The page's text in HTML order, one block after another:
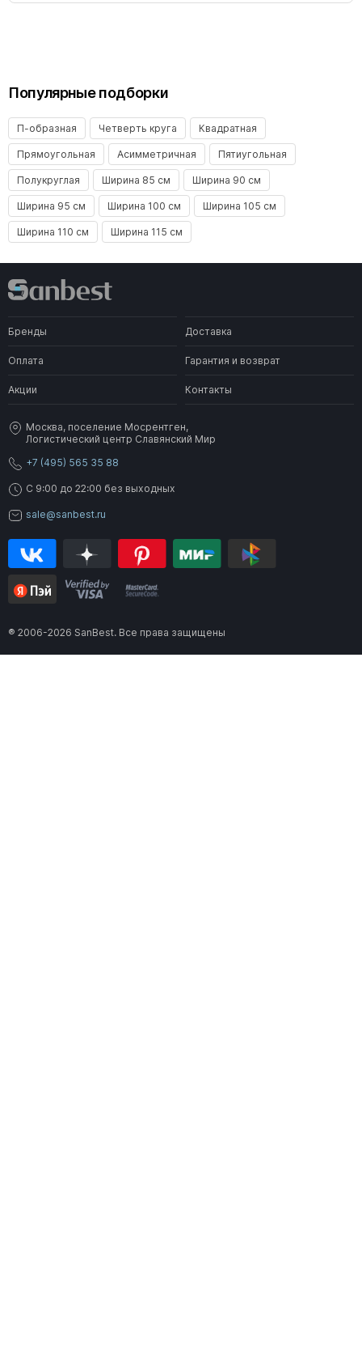
Популярные подборки
П-образная Четверть круга Квадратная
Прямоугольная Асимметричная Пятиугольная
Полукруглая Ширина 85 см Ширина 90 см
Ширина 95 см Ширина 100 см Ширина 105 см
Ширина 110 см Ширина 115 см
Бренды Доставка
Оплата Гарантия и возврат
Акции Контакты
Москва, поселение Мосрентген,
Логистический центр Славянский Мир
+7 (495) 565 35 88
C 9:00 до 22:00 без выходных
sale@sanbest.ru
® 2006-2026 SanBest. Все права защищены